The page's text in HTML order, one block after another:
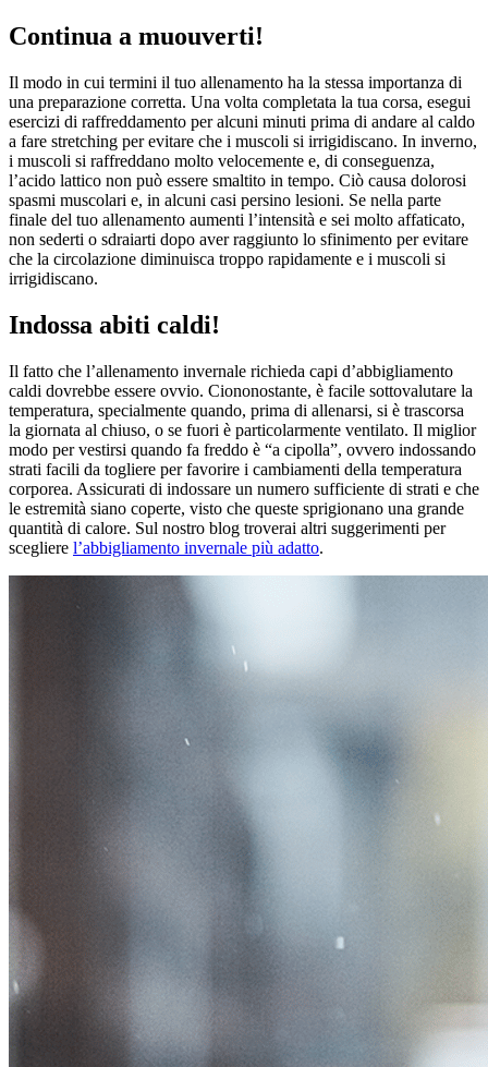
Continua a muouverti!
Il modo in cui termini il tuo allenamento ha la stessa importanza di
una preparazione corretta. Una volta completata la tua corsa, esegui
esercizi di raffreddamento per alcuni minuti prima di andare al caldo
a fare stretching per evitare che i muscoli si irrigidiscano. In inverno,
i muscoli si raffreddano molto velocemente e, di conseguenza,
l’acido lattico non può essere smaltito in tempo. Ciò causa dolorosi
spasmi muscolari e, in alcuni casi persino lesioni. Se nella parte
finale del tuo allenamento aumenti l’intensità e sei molto affaticato,
non sederti o sdraiarti dopo aver raggiunto lo sfinimento per evitare
che la circolazione diminuisca troppo rapidamente e i muscoli si
irrigidiscano.
Indossa abiti caldi!
Il fatto che l’allenamento invernale richieda capi d’abbigliamento
caldi dovrebbe essere ovvio. Ciononostante, è facile sottovalutare la
temperatura, specialmente quando, prima di allenarsi, si è trascorsa
la giornata al chiuso, o se fuori è particolarmente ventilato. Il miglior
modo per vestirsi quando fa freddo è “a cipolla”, ovvero indossando
strati facili da togliere per favorire i cambiamenti della temperatura
corporea. Assicurati di indossare un numero sufficiente di strati e che
le estremità siano coperte, visto che queste sprigionano una grande
quantità di calore. Sul nostro blog troverai altri suggerimenti per
scegliere l’abbigliamento invernale più adatto.